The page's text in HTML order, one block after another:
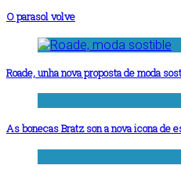
O parasol volve
Roade, unha nova proposta de moda
As bonecas Bratz son a nova icona de